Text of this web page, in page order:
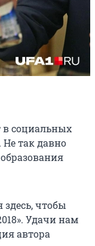
в социальных
Не так давно
здесь, чтобы
Удачи нам
автора